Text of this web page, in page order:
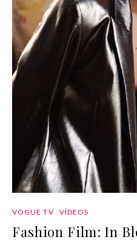
VOGUE TV VÍDEOS
Fashion Film: In